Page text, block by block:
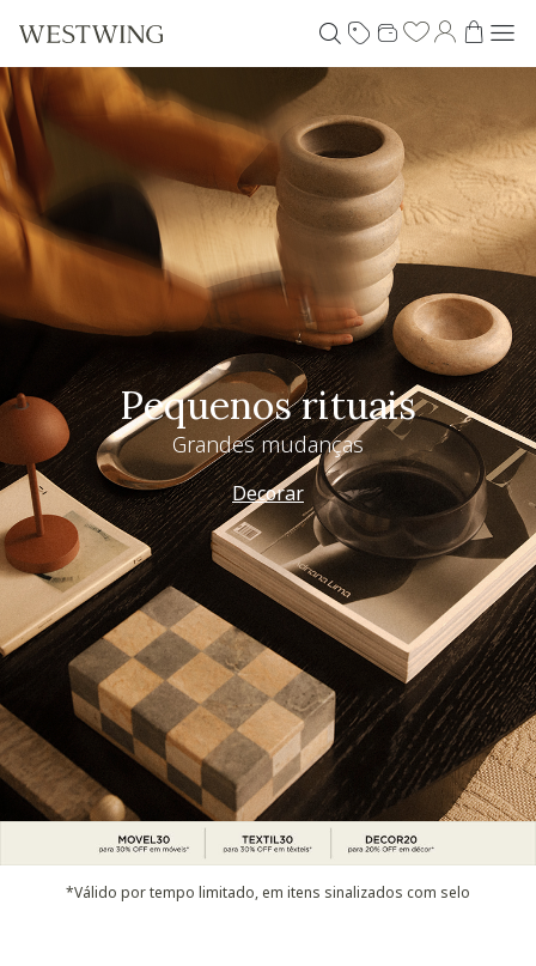
Pequenos rituais
Grandes mudanças
Decorar
*Válido por tempo limitado, em itens sinalizados com selo